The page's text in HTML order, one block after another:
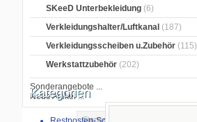
SKeeD Unterbekleidung (6)
Verkleidungshalter/Luftkanal (187)
Verkleidungsscheiben u.Zubehör (115)
Werkstattzubehör (202)
Sonderangebote ...
Neue Artikel ...
Kategorien
Startseite